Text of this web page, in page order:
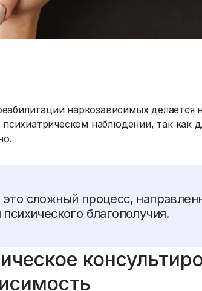
наркозависимых делается
наблюдении, так как
сложный процесс,
благополучия.